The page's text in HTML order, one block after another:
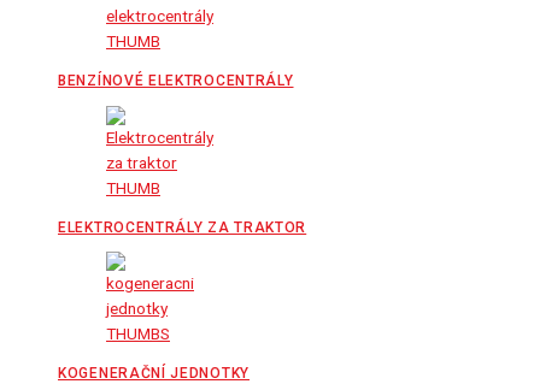
BENZÍNOVÉ ELEKTROCENTRÁLY
ELEKTROCENTRÁLY ZA TRAKTOR
KOGENERAČNÍ JEDNOTKY